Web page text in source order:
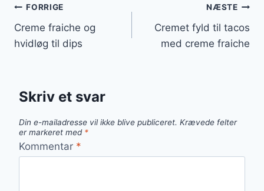
Indlægsnavigation
FORRIGE
Creme fraiche og
hvidløg til dips
NÆSTE
Cremet fyld til tacos
med creme fraiche
Skriv et svar
Din e-mailadresse vil ikke blive publiceret. Krævede felter
er markeret med *
Kommentar *